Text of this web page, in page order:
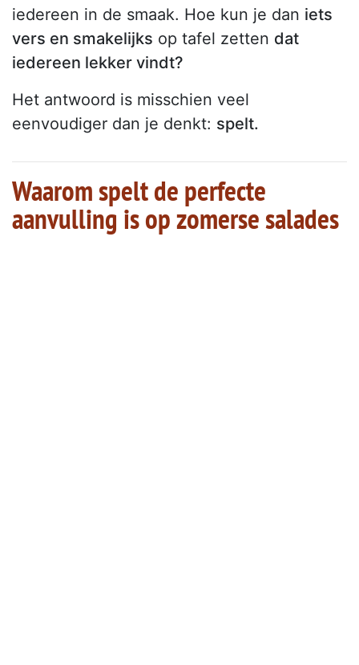
iedereen in de smaak. Hoe kun je dan iets
vers en smakelijks op tafel zetten dat
iedereen lekker vindt?
Het antwoord is misschien veel
eenvoudiger dan je denkt: spelt.
Waarom spelt de perfecte
aanvulling is op zomerse salades